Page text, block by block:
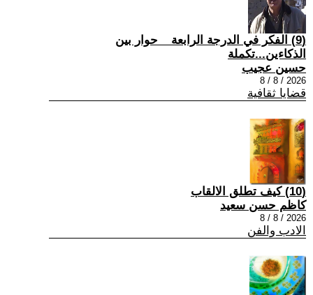
(9) الفكر في الدرجة الرابعة _ حوار بين
الذكاءين...تكملة
حسين عجيب
2026 / 8 / 8
قضايا ثقافية
(10) كيف تطلق الالقاب
كاظم حسن سعيد
2026 / 8 / 8
الادب والفن